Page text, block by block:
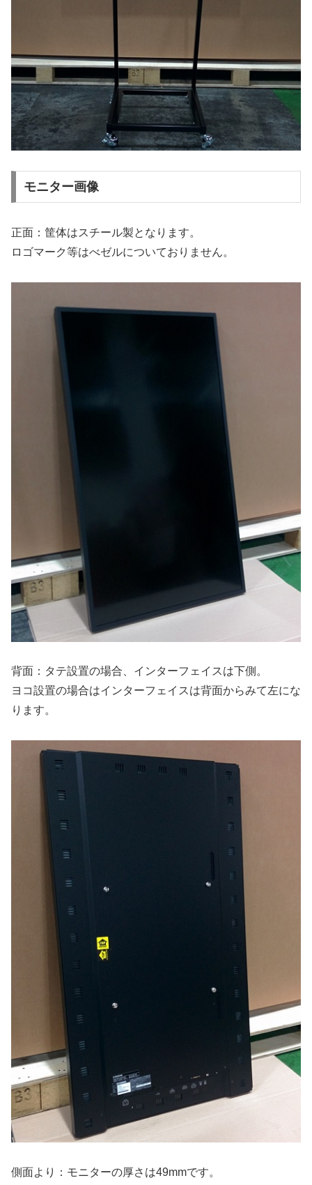
モニター画像
正面：筐体はスチール製となります。
ロゴマーク等はべゼルについておりません。
背面：タテ設置の場合、インターフェイスは下側。
ヨコ設置の場合はインターフェイスは背面からみて左にな
ります。
側面より：モニターの厚さは49mmです。